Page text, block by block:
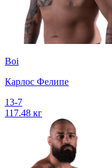
Boi
Карлос Фелипе
13-7
117.48 кг